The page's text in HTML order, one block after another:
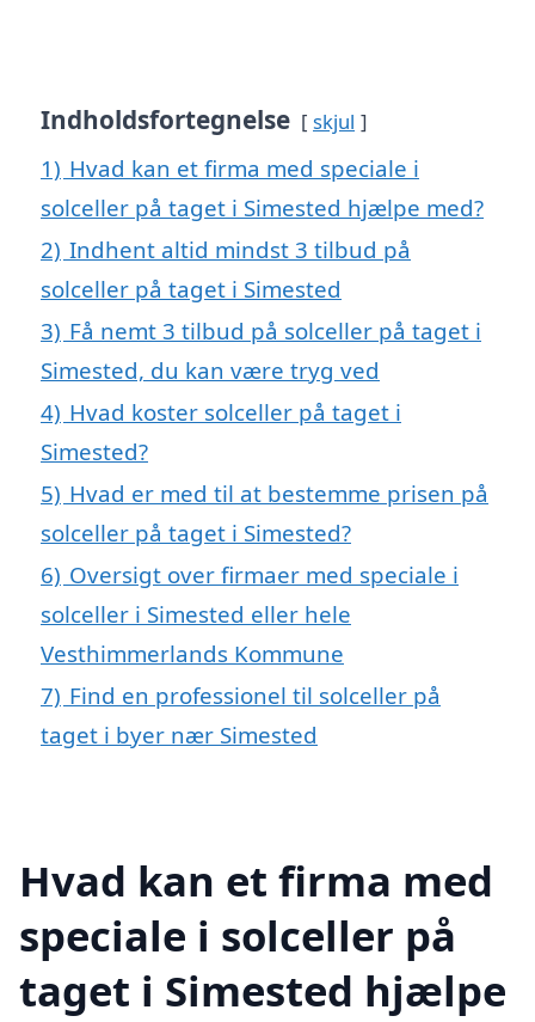
Indholdsfortegnelse skjul
1) Hvad kan et firma med speciale i
solceller på taget i Simested hjælpe med?
2) Indhent altid mindst 3 tilbud på
solceller på taget i Simested
3) Få nemt 3 tilbud på solceller på taget i
Simested, du kan være tryg ved
4) Hvad koster solceller på taget i
Simested?
5) Hvad er med til at bestemme prisen på
solceller på taget i Simested?
6) Oversigt over firmaer med speciale i
solceller i Simested eller hele
Vesthimmerlands Kommune
7) Find en professionel til solceller på
taget i byer nær Simested
Hvad kan et firma med
speciale i solceller på
taget i Simested hjælpe